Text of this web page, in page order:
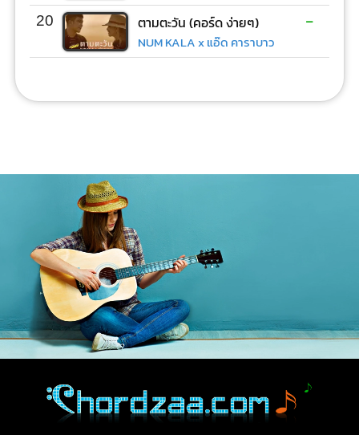
20 ตามตะวัน (คอร์ด ง่ายๆ)
NUM KALA x แอ๊ด คาราบาว
-